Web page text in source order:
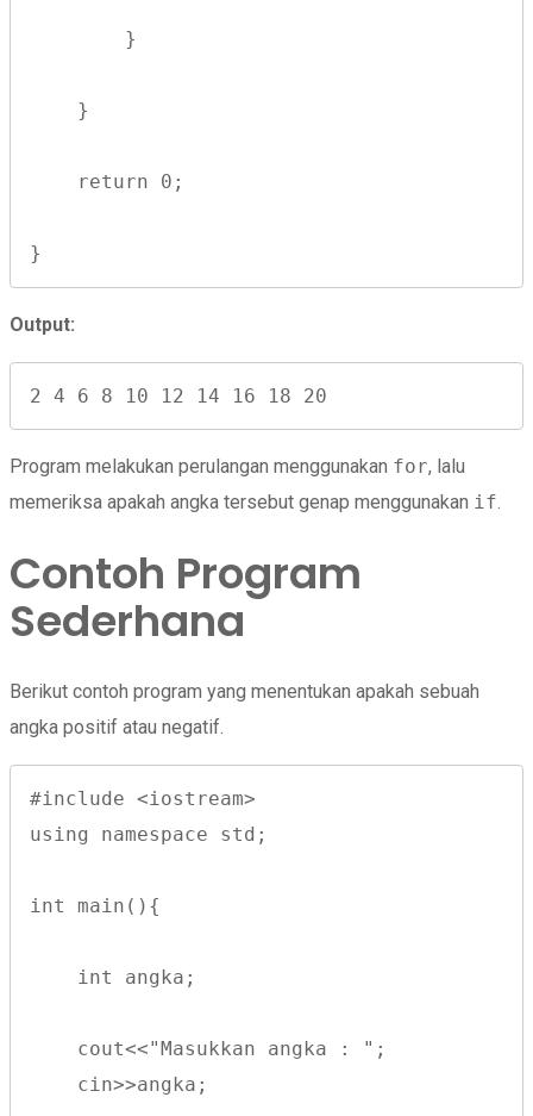
        }
    }
    return 0;
}
Output:
2 4 6 8 10 12 14 16 18 20
Program melakukan perulangan menggunakan for, lalu
memeriksa apakah angka tersebut genap menggunakan if.
Contoh Program
Sederhana
Berikut contoh program yang menentukan apakah sebuah
angka positif atau negatif.
#include <iostream>
using namespace std;
int main(){
    int angka;
    cout<<"Masukkan angka : ";
    cin>>angka;